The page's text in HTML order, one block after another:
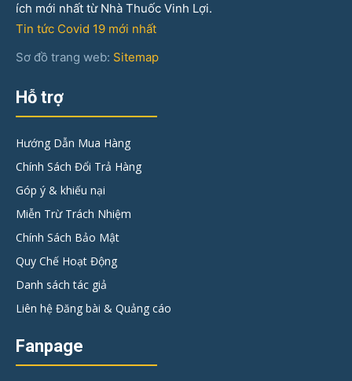
ích mới nhất từ Nhà Thuốc Vinh Lợi.
Tin tức Covid 19 mới nhất
Sơ đồ trang web: Sitemap
Hỗ trợ
Hướng Dẫn Mua Hàng
Chính Sách Đổi Trả Hàng
Góp ý & khiếu nại
Miễn Trừ Trách Nhiệm
Chính Sách Bảo Mật
Quy Chế Hoạt Động
Danh sách tác giả
Liên hệ Đăng bài & Quảng cáo
Fanpage